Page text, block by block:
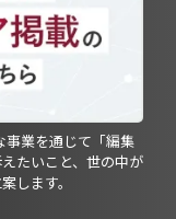
事業を通じて「編集
たいこと、世の中が
します。